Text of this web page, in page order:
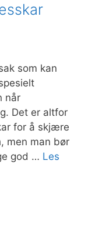
som kan
når
Det er altfor
for å skjære
men man bør
god … Les